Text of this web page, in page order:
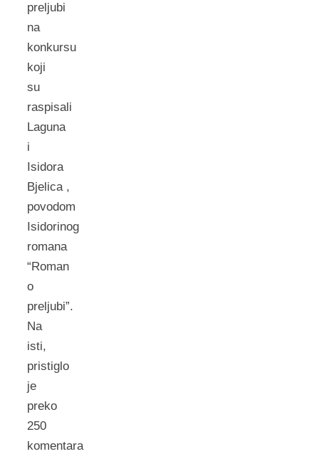
preljubi
na
konkursu
koji
su
raspisali
Laguna
i
Isidora
Bjelica ,
povodom
Isidorinog
romana
“Roman
o
preljubi”.
Na
isti,
pristiglo
je
preko
250
komentara